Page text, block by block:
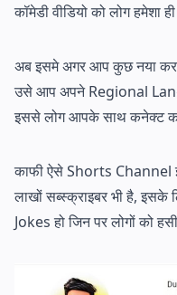
कॉमेडी वीडियो को लोग हमेशा
अब इसमे अगर आप कुछ नया
उसे आप अपने Regional
इससे लोग आपके साथ कनेक्ट
काफी ऐसे Shorts Channel
लाखों सब्स्क्राइबर भी है,
Jokes हो जिन पर लोगों को